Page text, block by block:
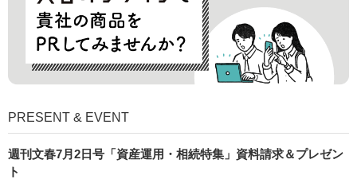
PRESENT & EVENT
週刊文春7月2日号「資産運用・相続特集」資料請求＆プレゼン
ト